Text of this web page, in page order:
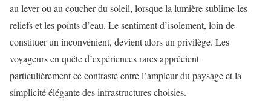
au lever ou au coucher du soleil, lorsque la lumière sublime les
reliefs et les points d’eau. Le sentiment d’isolement, loin de
constituer un inconvénient, devient alors un privilège. Les
voyageurs en quête d’expériences rares apprécient
particulièrement ce contraste entre l’ampleur du paysage et la
simplicité élégante des infrastructures choisies.